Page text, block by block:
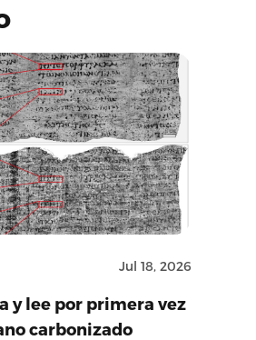
Jul 18, 2026
y lee por primera vez
carbonizado